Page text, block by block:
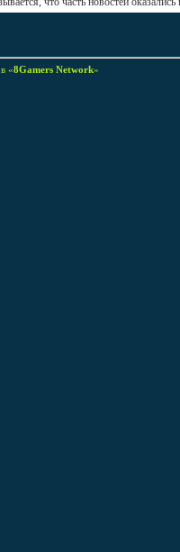
«8Gamers Network»